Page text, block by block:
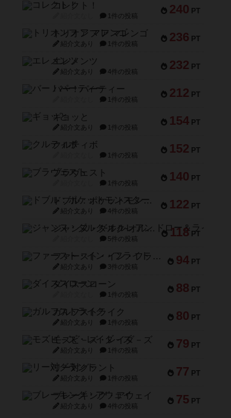
240 PT
コレクト！
1件の投稿
236 PT
トリオンフ ア マレンゴ
紹介文あり 1件の投稿
232 PT
エレメンツ
紹介文あり 4件の投稿
212 PT
バー！パーティー
1件の投稿
154 PT
ギョッと
紹介文あり 1件の投稿
152 PT
クルティボ
1件の投稿
140 PT
ブラヴェスト
1件の投稿
122 PT
ドブル：ポケットモンスター
紹介文あり 4件の投稿
118 PT
ジャンヌ・ダルク-オルレアン ドロー＆ライト
5件の投稿
94 PT
ファースト・イン・フライト
紹介文あり 3件の投稿
88 PT
ダイススローン
1件の投稿
80 PT
ガルフストライク
紹介文あり 1件の投稿
79 PT
モズビ－ズ・レイダ－ズ
紹介文あり 1件の投稿
77 PT
リー対グラント
紹介文あり 1件の投稿
75 PT
ブレーキング・アウェイ
紹介文あり 4件の投稿